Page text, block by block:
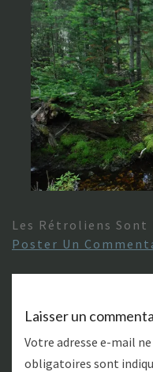
Les Rétroliens Sont
Poster Un
Laisser un
Votre adresse e-mail
obligatoires sont